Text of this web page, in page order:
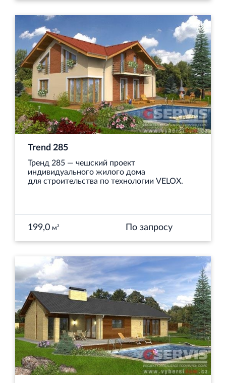
Trend 285
Тренд 285 — чешский проект
индивидуального жилого дома
для строительства по технологии VELOX.
199,0 м² По запросу